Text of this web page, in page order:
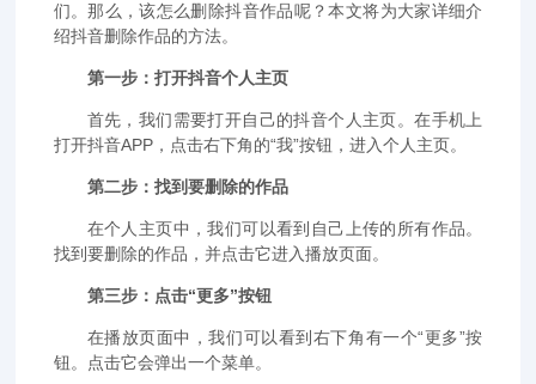
们。那么，该怎么删除抖音作品呢？本文将为大家详细介
绍抖音删除作品的方法。
第一步：打开抖音个人主页
首先，我们需要打开自己的抖音个人主页。在手机上
打开抖音APP，点击右下角的“我”按钮，进入个人主页。
第二步：找到要删除的作品
在个人主页中，我们可以看到自己上传的所有作品。
找到要删除的作品，并点击它进入播放页面。
第三步：点击“更多”按钮
在播放页面中，我们可以看到右下角有一个“更多”按
钮。点击它会弹出一个菜单。